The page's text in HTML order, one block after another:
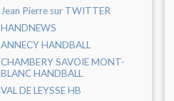
Jean Pierre sur TWITTER
HANDNEWS
ANNECY HANDBALL
CHAMBERY SAVOIE MONT-
BLANC HANDBALL
VAL DE LEYSSE HB